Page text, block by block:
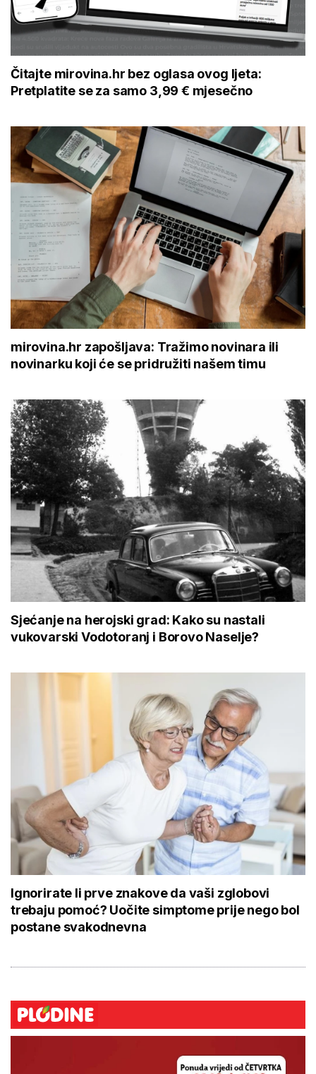
Čitajte mirovina.hr bez oglasa ovog ljeta:
Pretplatite se za samo 3,99 € mjesečno
mirovina.hr zapošljava: Tražimo novinara ili
novinarku koji će se pridružiti našem timu
Sjećanje na herojski grad: Kako su nastali
vukovarski Vodotoranj i Borovo Naselje?
Ignorirate li prve znakove da vaši zglobovi
trebaju pomoć? Uočite simptome prije nego bol
postane svakodnevna